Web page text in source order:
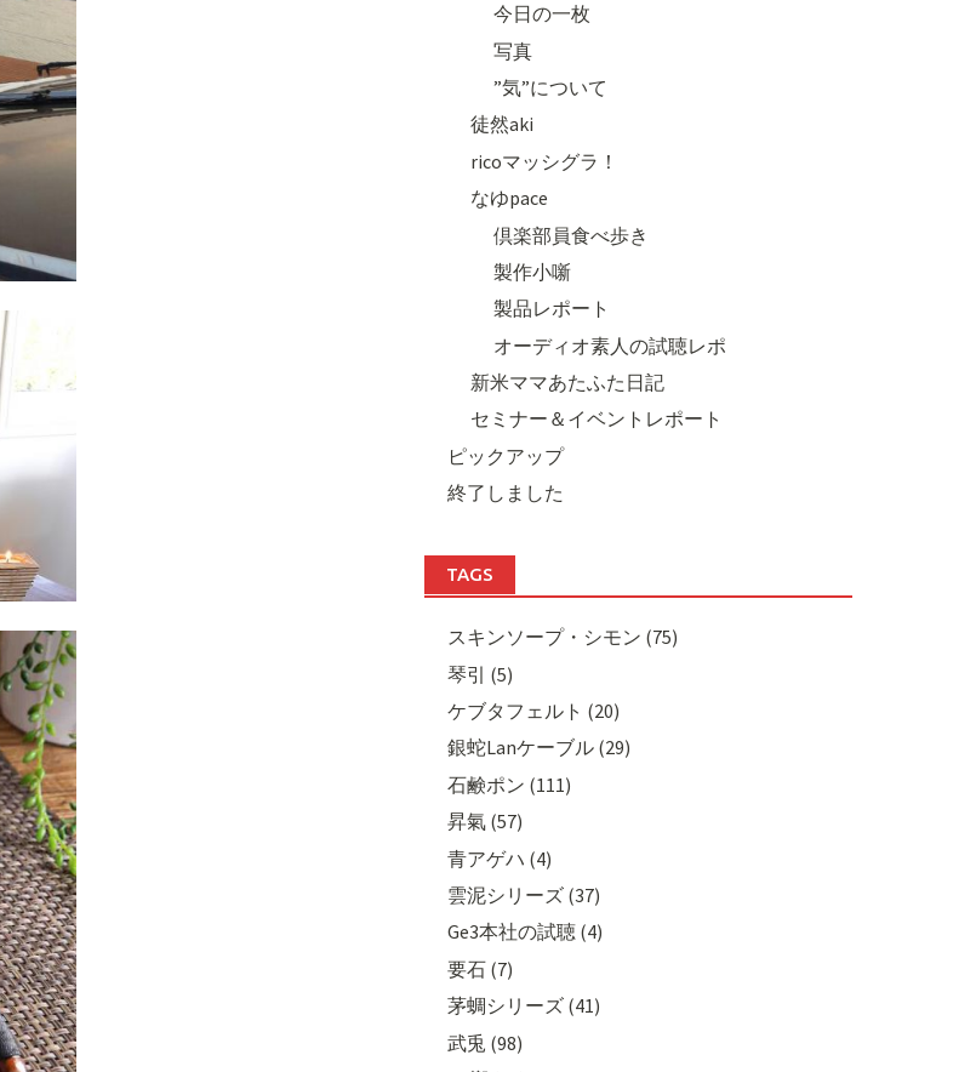
今日の一枚
写真
”気”について
徒然aki
ricoマッシグラ！
なゆpace
倶楽部員食べ歩き
製作小噺
製品レポート
オーディオ素人の試聴レポ
新米ママあたふた日記
セミナー＆イベントレポート
ピックアップ
終了しました
TAGS
スキンソープ・シモン (75)
琴引 (5)
ケブタフェルト (20)
銀蛇Lanケーブル (29)
石鹸ポン (111)
昇氣 (57)
青アゲハ (4)
雲泥シリーズ (37)
Ge3本社の試聴 (4)
要石 (7)
茅蜩シリーズ (41)
武兎 (98)